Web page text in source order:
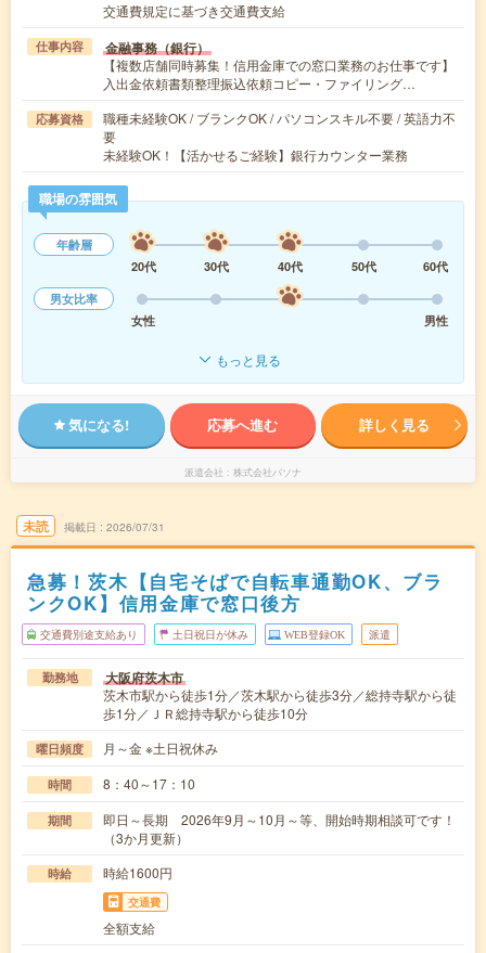
交通費規定に基づき交通費支給
仕事内容 金融事務（銀行）
【複数店舗同時募集！信用金庫での窓口業務のお仕事です】
入出金依頼書類整理振込依頼コピー・ファイリング…
応募資格
職種未経験OK / ブランクOK / パソコンスキル不要 / 英語力不
要
未経験OK！【活かせるご経験】銀行カウンター業務
職場の雰囲気
年齢層
20代
30代 40代 50代
60代
男女比率
女性
男性
もっと見る
気になる! 応募へ進む 詳しく見る
派遣会社 株式会社パソナ
未読 掲載日 2026/07/31
急募！茨木【自宅そばで自転車通勤OK、ブラ
ンクOK】信用金庫で窓口後方
交通費別途支給あり 土日祝日が休み WEB登録OK 派遣
勤務地 大阪府茨木市
茨木市駅から徒歩1分／茨木駅から徒歩3分／総持寺駅から徒
歩1分／ＪＲ総持寺駅から徒歩10分
曜日頻度 月～金 ※土日祝休み
時間 8：40～17：10
期間
即日～長期 2026年9月～10月～等、開始時期相談可です！
（3か月更新）
時給 時給1600円
交通費
全額支給